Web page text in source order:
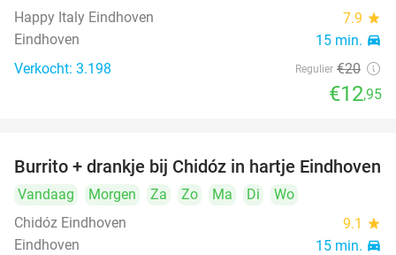
Happy Italy Eindhoven
7.9 star
Eindhoven 15 min. directions_car
Verkocht: 3.198 Regulier €20
€12,95
36%
Burrito + drankje bij Chidóz in hartje Eindhoven
Vandaag Morgen Za Zo Ma Di
Wo
Chidóz Eindhoven
9.1 star
Eindhoven 15 min. directions_car